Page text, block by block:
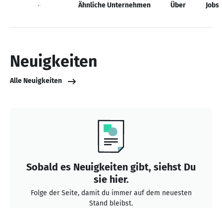
Neuigkeiten Ähnliche Unternehmen Über Jobs
Neuigkeiten
Alle Neuigkeiten
Sobald es Neuigkeiten gibt, siehst Du
sie hier.
Folge der Seite, damit du immer auf dem neuesten
Stand bleibst.